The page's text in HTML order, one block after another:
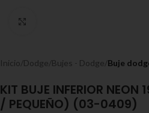
Inicio Dodge Bujes - Dodge Buje
KIT BUJE INFERIOR
/ PEQUEÑO) (03-0409)